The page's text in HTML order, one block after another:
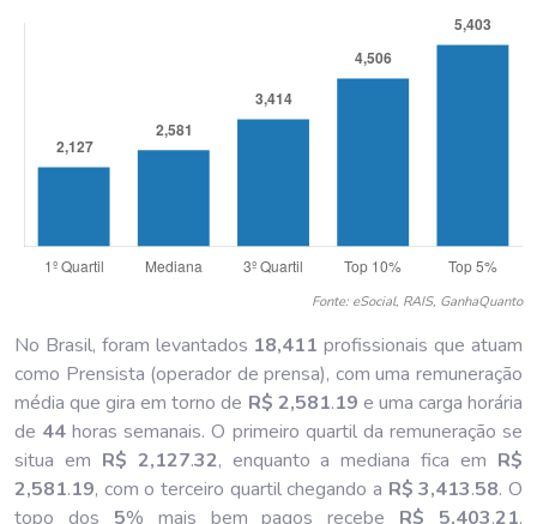
Fonte: eSocial, RAIS, GanhaQuanto
No Brasil, foram levantados 18,411 profissionais que atuam
como Prensista (operador de prensa), com uma remuneração
média que gira em torno de R$ 2,581.19 e uma carga horária
de 44 horas semanais. O primeiro quartil da remuneração se
situa em R$ 2,127.32, enquanto a mediana fica em R$
2,581.19, com o terceiro quartil chegando a R$ 3,413.58. O
topo dos 5% mais bem pagos recebe R$ 5,403.21,